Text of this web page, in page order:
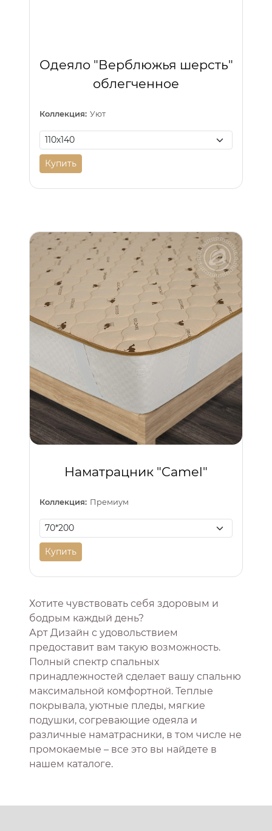
Одеяло "Верблюжья шерсть"
облегченное
Коллекция: Уют
Купить
Наматрацник "Camel"
Коллекция: Премиум
Купить
Хотите чувствовать себя здоровым и
бодрым каждый день?
Арт Дизайн с удовольствием
предоставит вам такую возможность.
Полный спектр спальных
принадлежностей сделает вашу спальню
максимальной комфортной. Теплые
покрывала, уютные пледы, мягкие
подушки, согревающие одеяла и
различные наматрасники, в том числе не
промокаемые – все это вы найдете в
нашем каталоге.